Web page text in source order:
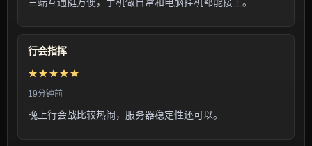
行会指挥
★★★★★
19分钟前
晚上行会战比较热闹，服务器稳定性还可以。